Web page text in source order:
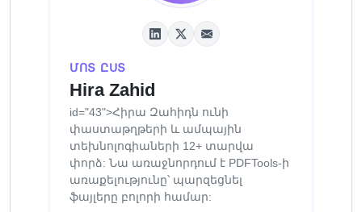
ՄՈՏ ԸՍՏ
Hira Zahid
id="43">Հիրա Զահիդն ունի
փաստաթղթերի և ամպային
տեխնոլոգիաների 12+ տարվա
փորձ: Նա առաջնորդում է PDFTools-ի
առաքելությունը՝ պարզեցնել
ֆայլերը բոլորի համար: